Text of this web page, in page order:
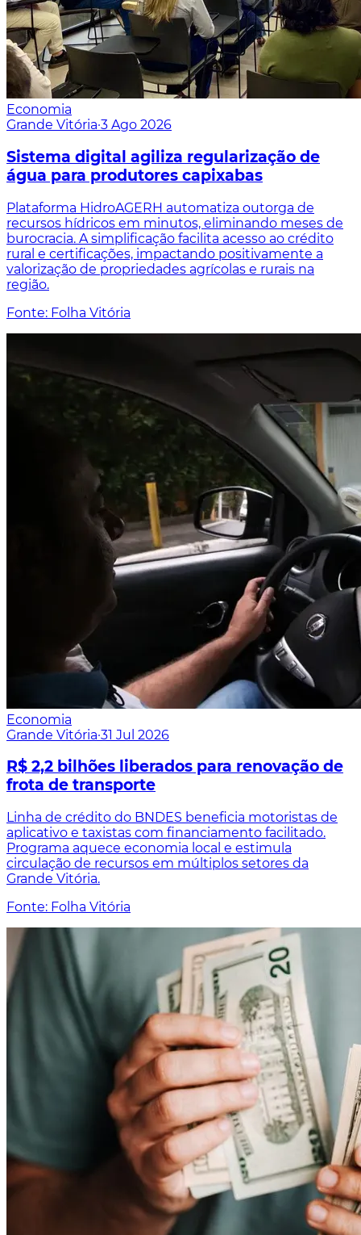
Economia
Grande Vitória·3 Ago 2026
Sistema digital agiliza regularização de
água para produtores capixabas
Plataforma HidroAGERH automatiza outorga de
recursos hídricos em minutos, eliminando meses de
burocracia. A simplificação facilita acesso ao crédito
rural e certificações, impactando positivamente a
valorização de propriedades agrícolas e rurais na
região.
Fonte: Folha Vitória
Economia
Grande Vitória·31 Jul 2026
R$ 2,2 bilhões liberados para renovação de
frota de transporte
Linha de crédito do BNDES beneficia motoristas de
aplicativo e taxistas com financiamento facilitado.
Programa aquece economia local e estimula
circulação de recursos em múltiplos setores da
Grande Vitória.
Fonte: Folha Vitória